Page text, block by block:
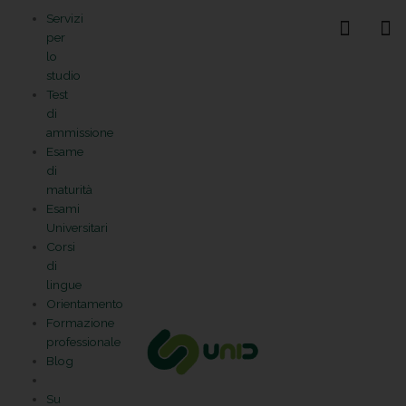
contenuto
Servizi
per
lo
studio
Test
di
ammissione
Esame
di
maturità
Esami
Universitari
Corsi
di
lingue
Orientamento
Formazione
professionale
Blog
Su